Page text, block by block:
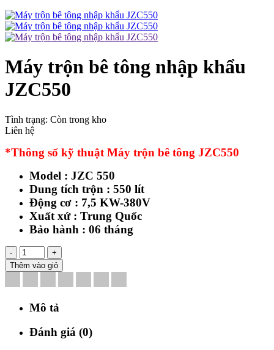
Máy trộn bê tông nhập khẩu
JZC550
Tình trạng: Còn trong kho
Liên hệ
*Thông số kỹ thuật Máy trộn bê tông JZC550
Model : JZC 550
Dung tích trộn : 550 lít
Động cơ : 7,5 KW-380V
Xuất xứ : Trung Quốc
Bảo hành : 06 tháng
-
+
Thêm vào giỏ
Mô tả
Đánh giá (0)